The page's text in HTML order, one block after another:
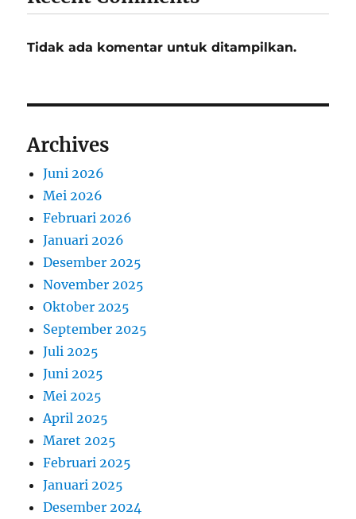
Tidak ada komentar untuk ditampilkan.
Archives
Juni 2026
Mei 2026
Februari 2026
Januari 2026
Desember 2025
November 2025
Oktober 2025
September 2025
Juli 2025
Juni 2025
Mei 2025
April 2025
Maret 2025
Februari 2025
Januari 2025
Desember 2024